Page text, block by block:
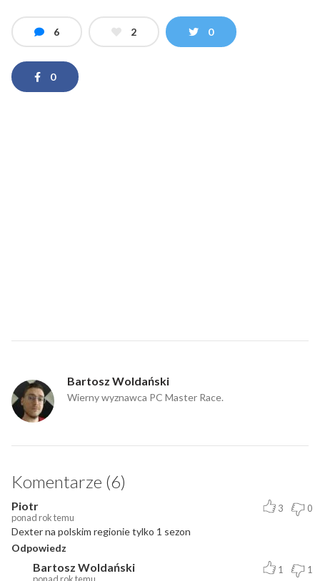
6 2 0
0
Bartosz Woldański
Wierny wyznawca PC Master Race.
Komentarze (6)
Piotr
ponad rok temu
3 0
Dexter na polskim regionie tylko 1 sezon
Odpowiedz
Bartosz Woldański 1 1